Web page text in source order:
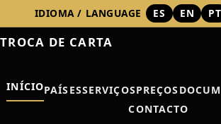
IDIOMA / LANGUAGE ES EN PT
TROCA DE CARTA
INÍCIOPAÍSESSERVIÇOSPREÇOS
CONTACTO